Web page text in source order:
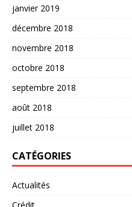
janvier 2019
décembre 2018
novembre 2018
octobre 2018
septembre 2018
août 2018
juillet 2018
CATÉGORIES
Actualités